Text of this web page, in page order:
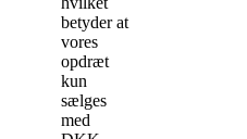
betyder at
vores
opdræt
kun
sælges
med